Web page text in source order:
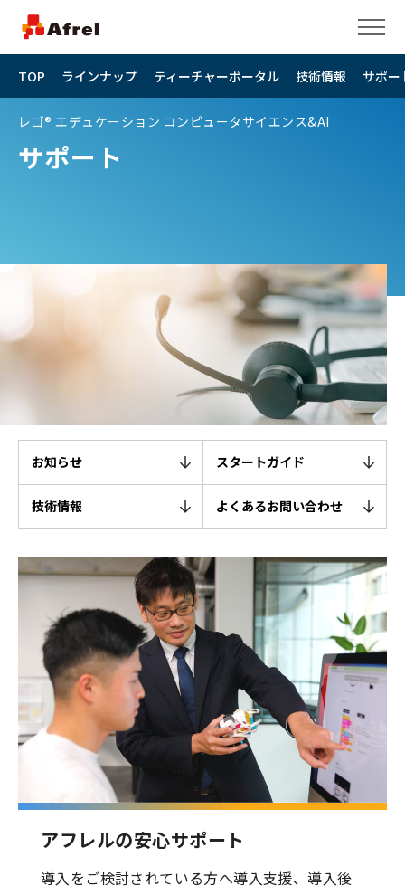
TOP ラインナップ ティーチャーポータル 技術情報 サポー
サポート
レゴ® エデュケーション コンピュータサイエンス&AI
お知らせ スタートガイド
技術情報 よくあるお問い合わせ
アフレルの安心サポート
導入をご検討されている方へ導入支援、導入後